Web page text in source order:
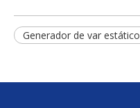
Generador de var estático